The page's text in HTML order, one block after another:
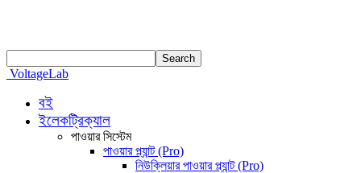
VoltageLab
বই
ইলেকট্রিক্যাল
পাওয়ার সিস্টেম
পাওয়ার প্ল্যান্ট (Pro)
নিউক্লিয়ার পাওয়ার প্ল্যান্ট (Pro)